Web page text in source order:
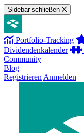
Sidebar schließen
Portfolio-Tracking
Dividendenkalender
Community
Blog
Registrieren Anmelden